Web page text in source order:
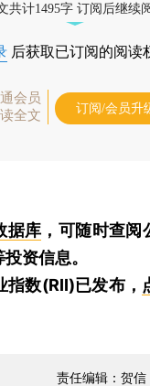
共计1495字 订阅后继续
后获取已订阅的阅读
会员
全文
订阅/会员升
据库 ，可随时查阅
资信息。
数(RII)已发布，
责任编辑：贺